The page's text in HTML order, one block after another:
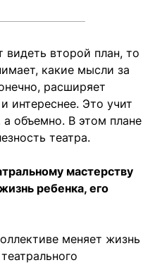
видеть второй план, то
какие мысли за
расширяет
интереснее. Это учит
а объемно. В этом плане
театра.
мастерству
ребенка, его
меняет жизнь